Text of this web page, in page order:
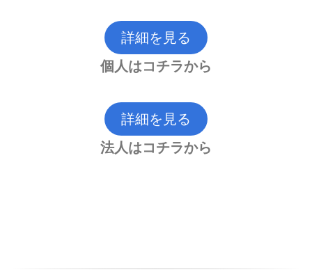
詳細を見る
個人はコチラから
詳細を見る
法人はコチラから